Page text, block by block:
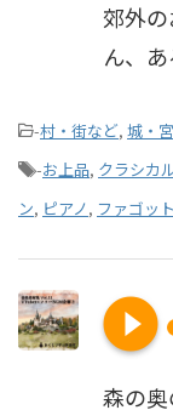
郊外
ん、あ
-村・街など, 城・
-お上品, クラシカ
ン, ピアノ, ファゴット
play_circle_filled
森の奥